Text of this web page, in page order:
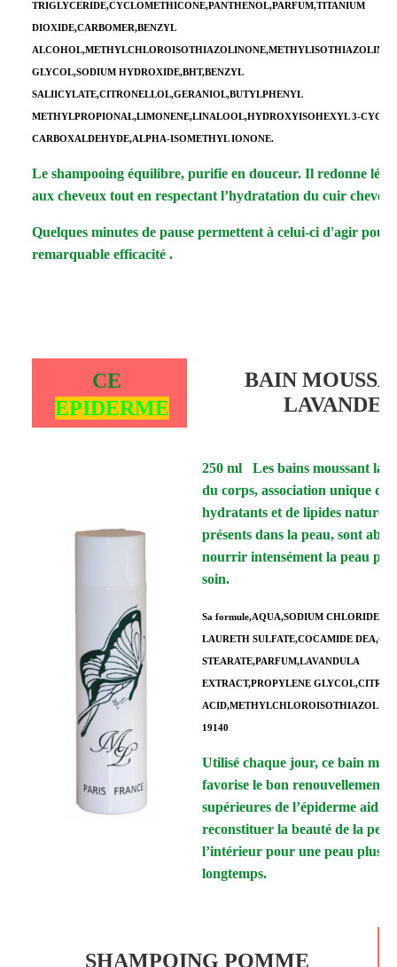
TRIGLYCERIDE,CYCLOMETHICONE,PANTHENOL,PARFUM,TITANIUM
DIOXIDE,CARBOMER,BENZYL
GLYCOL,SODIUM HYDROXIDE,BHT,BENZYL
SALIICYLATE,CITRONELLOL,GERANIOL,BUTYLPHENYL
METHYLPROPIONAL,LIMONENE,LINALOOL,HYDROXYISOHEXYL 3-
CARBOXALDEHYDE,ALPHA-ISOMETHYL IONONE.
Le shampooing équilibre, purifie en douceur. Il redonne
aux cheveux tout en respectant l’hydratation du cuir
Quelques minutes de pause permettent à celui-ci d'agir pour
remarquable efficacité .
CE
EPIDERME
BAIN
LAVANDE
250 ml Les bains moussant
du corps, association unique
hydratants et de lipides
présents dans la peau, sont
nourrir intensément la peau
soin.
Sa formule,AQUA,SODIUM
LAURETH SULFATE,COCAMIDE
STEARATE,PARFUM,LAVANDULA
EXTRACT,PROPYLENE GLYCOL,CITRIC
19140
Utilisé chaque jour, ce bain
favorise le bon renouvellement
supérieures de l’épiderme
reconstituer la beauté de la
l’intérieur pour une peau plus
longtemps.
SHAMPOING POMME